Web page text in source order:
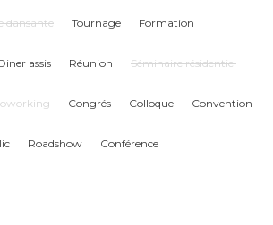
dansante Tournage Formation
assis Réunion Séminaire résidentiel
Congrés Colloque Convention
Roadshow Conférence